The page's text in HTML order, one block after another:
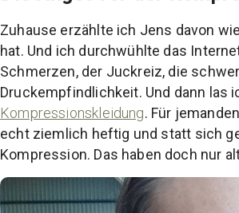
Zuhause erzählte ich Jens davon
hat. Und ich durchwühlte das
Schmerzen, der Juckreiz, die
Druckempfindlichkeit. Und dann las
Kompressionskleidung. Für
echt ziemlich heftig und statt sich
Kompression. Das haben doch nur